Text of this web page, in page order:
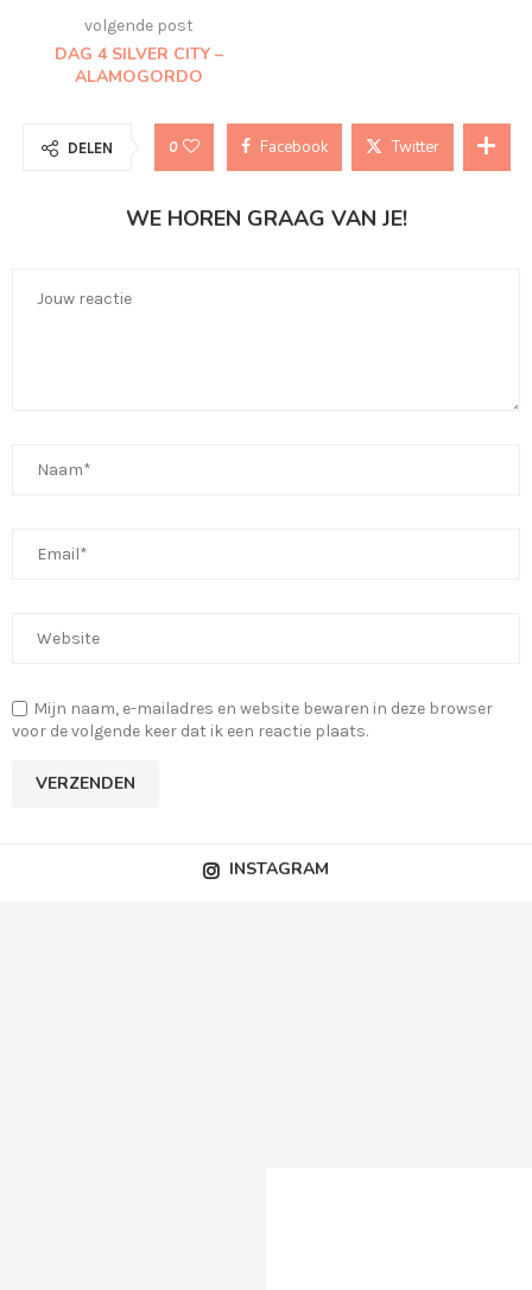
volgende post
DAG 4 SILVER CITY –
ALAMOGORDO
DELEN 0 Facebook Twitter
WE HOREN GRAAG VAN JE!
Mijn naam, e-mailadres en website bewaren in deze browser
voor de volgende keer dat ik een reactie plaats.
INSTAGRAM